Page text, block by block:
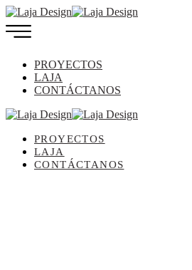
PROYECTOS
LAJA
CONTÁCTANOS
PROYECTOS
LAJA
CONTÁCTANOS